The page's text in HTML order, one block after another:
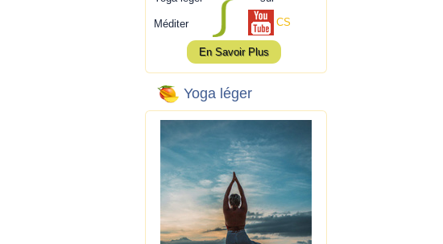
Méditer
CS
En Savoir Plus
Yoga léger